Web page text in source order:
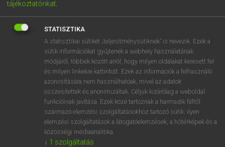
Európai uniós terminológiai szótár
VAN ELŐFIZETÉSED?
Van előfizetésem a teljes szócikk megtekintéséhez.
BELÉPÉS
tájékoztatónkat.
STATISZTIKA
A statisztikai sütiket „teljesítménysütiknek” is nevezik. Ezek a
sütik információkat gyűjtenek a webhely használatának
módjáról, többek között arról, hogy milyen oldalakat keresett fel
és milyen linkekre kattintott. Ezek az információk a felhasználó
azonosítására nem használhatóak, mivel az adatok
összesítettek és anonimizáltak. Céljuk kizárólag a weboldal
funkcióinak javítása. Ezek közé tartoznak a harmadik féltől
származó elemzési szolgáltatásokhoz tartozó sütik; ilyen
elemzési szolgáltatások a látogatóelemzések, a hőtérképek és a
közösségi médiaanalitika.
↓ 1 szolgáltatás
g h j k l é á ű Ω
n m , . AltGr